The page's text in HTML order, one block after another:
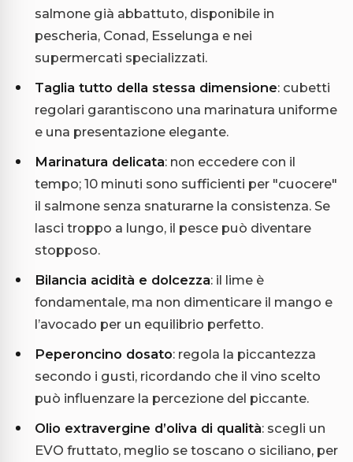
salmone già abbattuto, disponibile in
pescheria, Conad, Esselunga e nei
supermercati specializzati.
Taglia tutto della stessa dimensione: cubetti
regolari garantiscono una marinatura uniforme
e una presentazione elegante.
Marinatura delicata: non eccedere con il
tempo; 10 minuti sono sufficienti per "cuocere"
il salmone senza snaturarne la consistenza. Se
lasci troppo a lungo, il pesce può diventare
stopposo.
Bilancia acidità e dolcezza: il lime è
fondamentale, ma non dimenticare il mango e
l’avocado per un equilibrio perfetto.
Peperoncino dosato: regola la piccantezza
secondo i gusti, ricordando che il vino scelto
può influenzare la percezione del piccante.
Olio extravergine d’oliva di qualità: scegli un
EVO fruttato, meglio se toscano o siciliano, per